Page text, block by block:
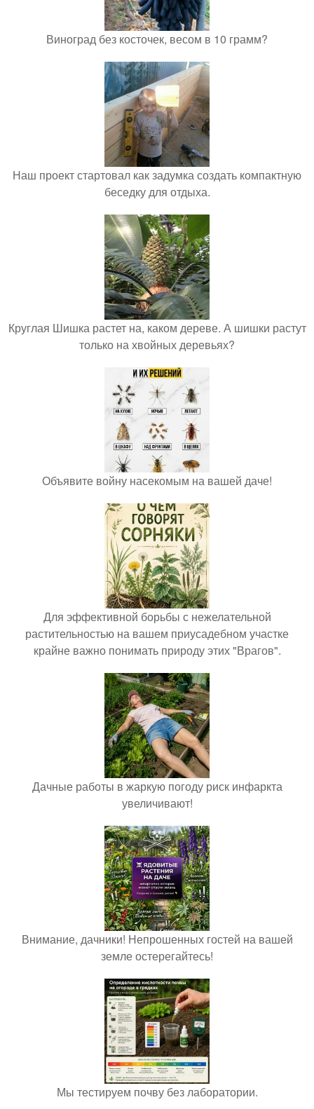
Виноград без косточек, весом в 10 грамм?
Наш проект стартовал как задумка создать компактную
беседку для отдыха.
Круглая Шишка растет на, каком дереве. А шишки растут
только на хвойных деревьях?
Объявите войну насекомым на вашей даче!
Для эффективной борьбы с нежелательной
растительностью на вашем приусадебном участке
крайне важно понимать природу этих "Врагов".
Дачные работы в жаркую погоду риск инфаркта
увеличивают!
Внимание, дачники! Непрошенных гостей на вашей
земле остерегайтесь!
Мы тестируем почву без лаборатории.